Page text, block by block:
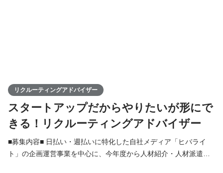
リクルーティングアドバイザー
スタートアップだからやりたいが形にで
きる！リクルーティングアドバイザー
■募集内容■ 日払い・週払いに特化した自社メディア「ヒバライ
ト」の企画運営事業を中心に、今年度から人材紹介・人材派遣事